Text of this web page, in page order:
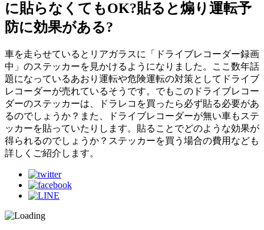
に貼らなくてもOK?貼ると煽り運転予
防に効果がある?
車を走らせているとリアガラスに「ドライブレコーダー録画
中」のステッカーを見かけるようになりました。ここ数年話
題になっているあおり運転や危険運転の対策としてドライブ
レコーダーが売れているそうです。でもこのドライブレコー
ダーのステッカーは、ドラレコを買ったら必ず貼る必要があ
るのでしょうか？また、ドライブレコーダーが無い車もステ
ッカーを貼っていたりします。貼ることでどのような効果が
得られるのでしょうか？ステッカーを買う場合の費用なども
詳しくご紹介します。